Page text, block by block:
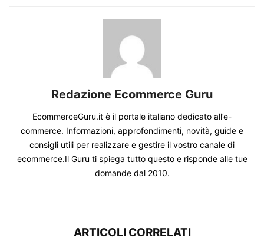
Redazione Ecommerce Guru
EcommerceGuru.it è il portale italiano dedicato all’e-
commerce. Informazioni, approfondimenti, novità, guide e
consigli utili per realizzare e gestire il vostro canale di
ecommerce.Il Guru ti spiega tutto questo e risponde alle tue
domande dal 2010.
ARTICOLI CORRELATI